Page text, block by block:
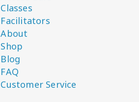
Classes
Facilitators
About
Shop
Blog
FAQ
Customer Service